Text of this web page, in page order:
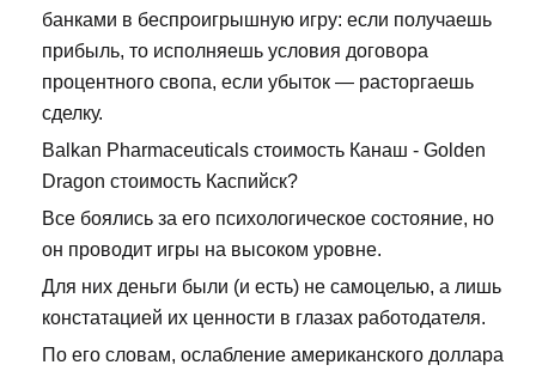
банками в беспроигрышную игру: если получаешь
прибыль, то исполняешь условия договора
процентного свопа, если убыток — расторгаешь
сделку.
Balkan Pharmaceuticals стоимость Канаш - Golden
Dragon стоимость Каспийск?
Все боялись за его психологическое состояние, но
он проводит игры на высоком уровне.
Для них деньги были (и есть) не самоцелью, а лишь
констатацией их ценности в глазах работодателя.
По его словам, ослабление американского доллара